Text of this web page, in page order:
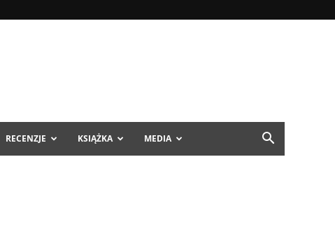
RECENZJE KSIĄŻKA MEDIA